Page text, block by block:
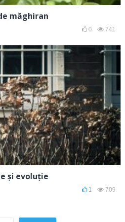
măghiran
0 741
și evoluție
1 709